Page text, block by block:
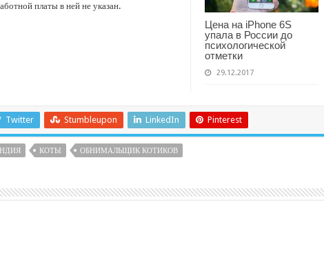
Цена на iPhone 6S
упала в России до
психологической
отметки
29.12.2017
платы в ней не указан.
Twitter Stumbleupon LinkedIn Pinterest
КОТЫ ОБНИМАЛЬЩИК КОТИКОВ